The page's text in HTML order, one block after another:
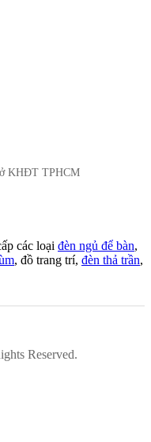
KHĐT TPHCM
các loại đèn ngủ để bàn,
, đồ trang trí, đèn thả trần,
Reserved.